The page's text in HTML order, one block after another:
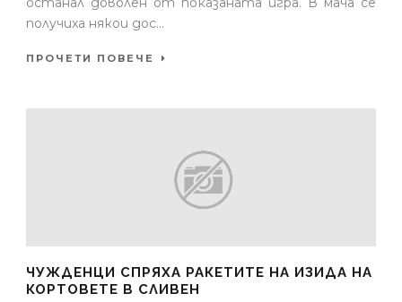
получиха някои дос...
ПРОЧЕТИ ПОВЕЧЕ
ЧУЖДЕНЦИ СПРЯХА РАКЕТИТЕ НА ИЗИДА НА
КОРТОВЕТЕ В СЛИВЕН